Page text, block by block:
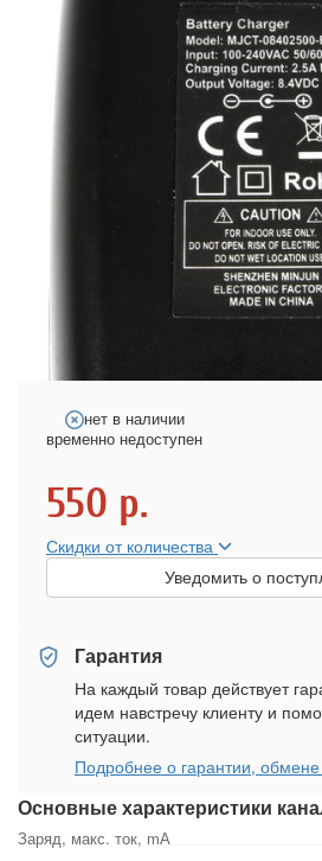
Основные характеристики
Заряд, макс. ток, mА
нет в наличии
временно недоступен
550 р.
Скидки от количества
Уведомить о
Гарантия
На каждый товар действует
идем навстречу клиенту и
ситуации.
Подробнее о гарантии, обмене